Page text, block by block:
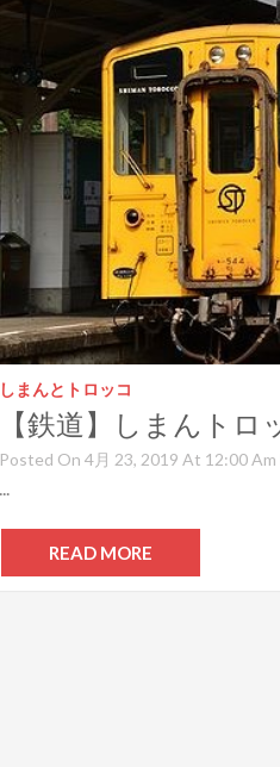
しまんとトロッコ
【鉄道】しまんトロ
Posted On 4月 23, 2019 At 12:00 Am
READ MORE